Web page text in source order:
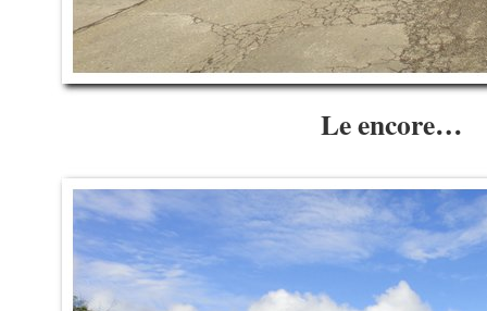
Le encore…